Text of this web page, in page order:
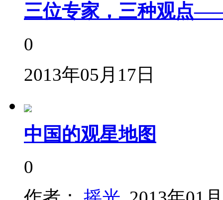
三位专家，三种观点
0
2013年05月17日
中国的观星地图
0